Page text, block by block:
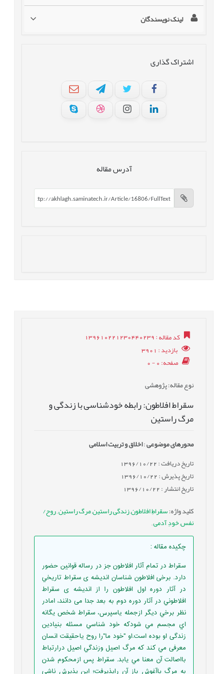
لینک نویسندگان
اشتراک گذاری
آدرس مقاله
کد مقاله: 139610221230440239
بازدید: 3901
صفحه: 0 - 0
نوع مقاله: پژوهشی
سقراط افلاطون: رابطه خودشناسی با زندگی و
مرگ راستین
محورهای موضوعی:اخلاق و تربیت اسلامی
تاریخ دریافت : 1396/10/22
تاریخ پذیرش : 1396/10/22
تاریخ انتشار : 1396/10/22
کلید واژه:سقراطِ افلاطون,زندگی راستین,مرگ راستین,روح/
نفس,خودِ آدمی,
چکیده مقاله:
سقراط در تمام آثار افلاطون جز در رساله قوانين حضور
دارد. برخی افلاطون شناسان انديشه ی سقراط تاريخي
در آثار دوره اول افلاطون را از انديشه ی سقراط
افلاطوني در آثار دوره دوم به بعد جدا می دانند، امادر
نظر برخي ديگر ازجمله ياسپرس، سقراط شخص يگانه
اي مجسم مي شودکه خود شناسي مسئله بنيادين
زندگی او بوده است.او "خود ما"را روح ياحقیقت انسان
معرفی مي کند که مرگ اصيل وزندگي اصيل درارتباط
بااصالت آن معنا مي یابد. سقراط پس ازمحکوم شدن
به مرگ باآغوش باز آن راپذیرفت؛ اين پذيرش ناشی